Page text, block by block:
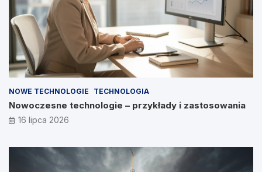
NOWE TECHNOLOGIE TECHNOLOGIA
Nowoczesne technologie – przykłady i zastosowania
16 lipca 2026